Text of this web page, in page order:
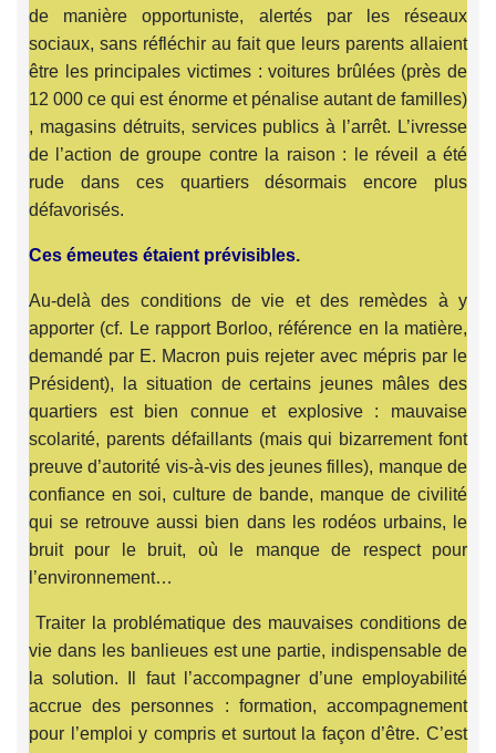
de manière opportuniste, alertés par les réseaux
sociaux, sans réfléchir au fait que leurs parents allaient
être les principales victimes : voitures brûlées (près de
12 000 ce qui est énorme et pénalise autant de familles)
, magasins détruits, services publics à l’arrêt. L’ivresse
de l’action de groupe contre la raison : le réveil a été
rude dans ces quartiers désormais encore plus
défavorisés.
Ces émeutes étaient prévisibles.
Au-delà des conditions de vie et des remèdes à y
apporter (cf. Le rapport Borloo, référence en la matière,
demandé par E. Macron puis rejeter avec mépris par le
Président), la situation de certains jeunes mâles des
quartiers est bien connue et explosive : mauvaise
scolarité, parents défaillants (mais qui bizarrement font
preuve d’autorité vis-à-vis des jeunes filles), manque de
confiance en soi, culture de bande, manque de civilité
qui se retrouve aussi bien dans les rodéos urbains, le
bruit pour le bruit, où le manque de respect pour
l’environnement…
Traiter la problématique des mauvaises conditions de
vie dans les banlieues est une partie, indispensable de
la solution. Il faut l’accompagner d’une employabilité
accrue des personnes : formation, accompagnement
pour l’emploi y compris et surtout la façon d’être. C’est